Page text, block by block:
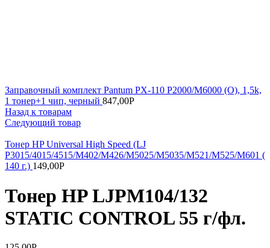
Заправочный комплект Pantum PX-110 P2000/M6000 (О), 1,5k,
1 тонер+1 чип, черный 847,00Р
Назад к товарам
Следующий товар
Тонер HP Universal High Speed (LJ
P3015/4015/4515/M402/M426/M5025/M5035/M521/M525/M601 (
140 г.) 149,00Р
Тонер HP LJPM104/132
STATIC CONTROL 55 г/фл.